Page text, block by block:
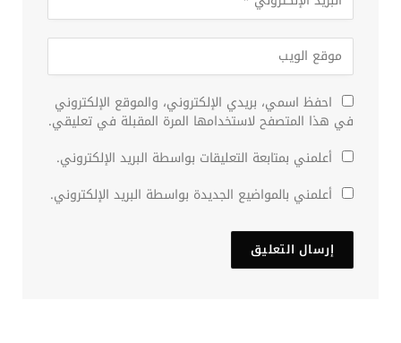
احفظ اسمي، بريدي الإلكتروني، والموقع الإلكتروني
في هذا المتصفح لاستخدامها المرة المقبلة في تعليقي.
أعلمني بمتابعة التعليقات بواسطة البريد الإلكتروني.
أعلمني بالمواضيع الجديدة بواسطة البريد الإلكتروني.